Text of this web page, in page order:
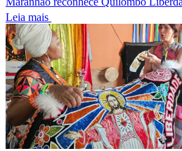
Leia mais